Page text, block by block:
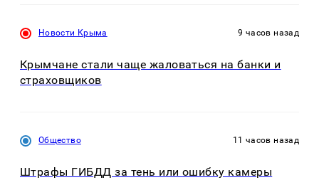
Новости Крыма 9 часов назад
Крымчане стали чаще жаловаться на банки и
страховщиков
Общество 11 часов назад
Штрафы ГИБДД за тень или ошибку камеры